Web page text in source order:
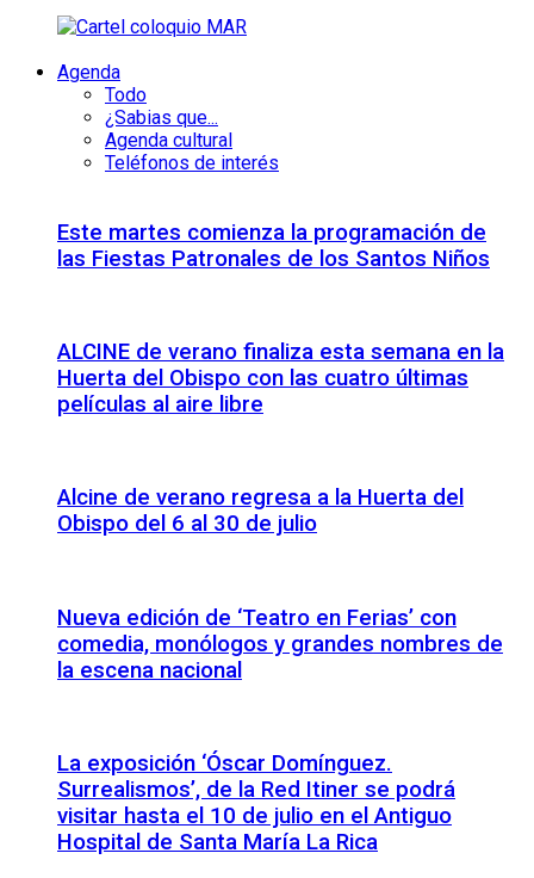
Agenda
Todo
¿Sabias que...
Agenda cultural
Teléfonos de interés
Este martes comienza la programación de
las Fiestas Patronales de los Santos Niños
ALCINE de verano finaliza esta semana en la
Huerta del Obispo con las cuatro últimas
películas al aire libre
Alcine de verano regresa a la Huerta del
Obispo del 6 al 30 de julio
Nueva edición de ‘Teatro en Ferias’ con
comedia, monólogos y grandes nombres de
la escena nacional
La exposición ‘Óscar Domínguez.
Surrealismos’, de la Red Itiner se podrá
visitar hasta el 10 de julio en el Antiguo
Hospital de Santa María La Rica